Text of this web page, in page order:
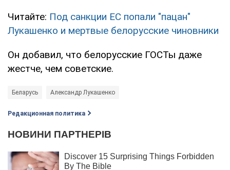
Читайте: Под санкции ЕС попали "пацан"
Лукашенко и мертвые белорусские чиновники
Он добавил, что белорусские ГОСТы даже
жестче, чем советские.
Беларусь Александр Лукашенко
Редакционная политика